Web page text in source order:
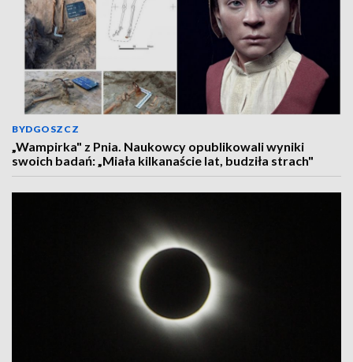
BYDGOSZCZ
„Wampirka" z Pnia. Naukowcy opublikowali wyniki
swoich badań: „Miała kilkanaście lat, budziła strach"